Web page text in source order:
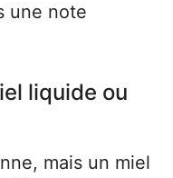
une note
liquide ou
mais un miel